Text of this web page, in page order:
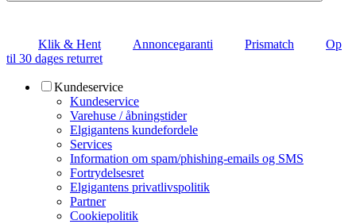
Klik & Hent Annoncegaranti Prismatch
Op
til 30 dages returret
Kundeservice
Kundeservice
Varehuse / åbningstider
Elgigantens kundefordele
Services
Information om spam/phishing-emails og SMS
Fortrydelsesret
Elgigantens privatlivspolitik
Partner
Cookiepolitik